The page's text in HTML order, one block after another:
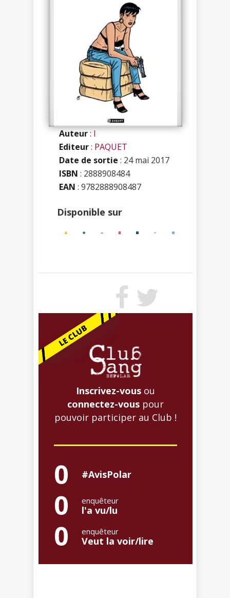
Auteur:I
Editeur: PAQUET
Date de sortie : 24 mai 2017
ISBN : 2888908484
EAN : 9782888908487
Disponible sur
Inscrivez-vous ou
connectez-vous pour
pouvoir participer au Club !
0 #AvisPolar
0 enquêteur
l'a vu/lu
0 enquêteur
Veut la voir/lire